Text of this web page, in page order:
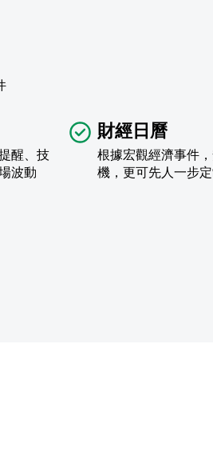
醒、技
波動
財經日曆
根據宏觀經濟事件
機，更可先人一步